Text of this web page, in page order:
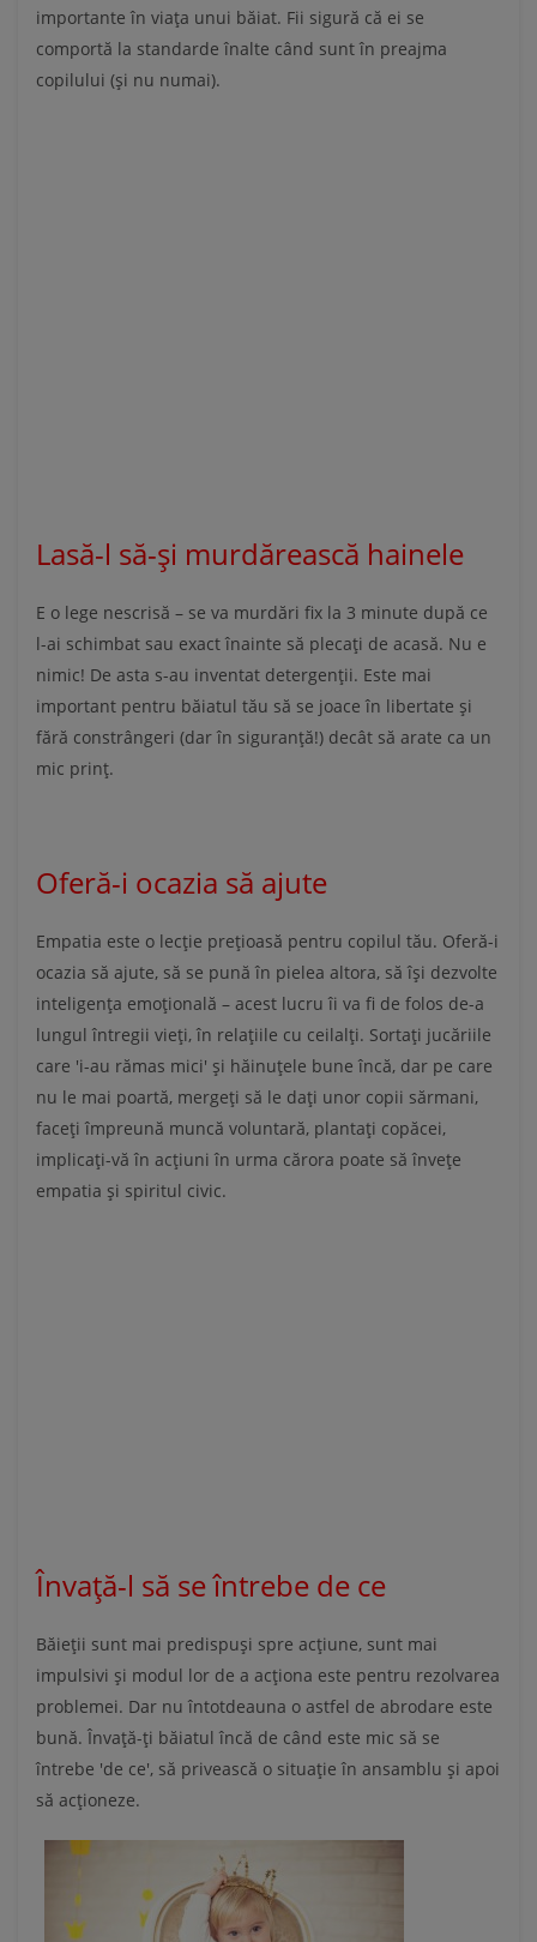
importante în viața unui băiat. Fii sigură că ei se
comportă la standarde înalte când sunt în preajma
copilului (și nu numai).
Lasă-l să-și murdărească hainele
E o lege nescrisă – se va murdări fix la 3 minute după ce
l-ai schimbat sau exact înainte să plecați de acasă. Nu e
nimic! De asta s-au inventat detergenții. Este mai
important pentru băiatul tău să se joace în libertate și
fără constrângeri (dar în siguranță!) decât să arate ca un
mic prinț.
Oferă-i ocazia să ajute
Empatia este o lecție prețioasă pentru copilul tău. Oferă-i
ocazia să ajute, să se pună în pielea altora, să își dezvolte
inteligența emoțională – acest lucru îi va fi de folos de-a
lungul întregii vieți, în relațiile cu ceilalți. Sortați jucăriile
care 'i-au rămas mici' și hăinuțele bune încă, dar pe care
nu le mai poartă, mergeți să le dați unor copii sărmani,
faceți împreună muncă voluntară, plantați copăcei,
implicați-vă în acțiuni în urma cărora poate să învețe
empatia și spiritul civic.
Învață-l să se întrebe de ce
Băieții sunt mai predispuși spre acțiune, sunt mai
impulsivi și modul lor de a acționa este pentru rezolvarea
problemei. Dar nu întotdeauna o astfel de abrodare este
bună. Învață-ți băiatul încă de când este mic să se
întrebe 'de ce', să privească o situație în ansamblu și apoi
să acționeze.